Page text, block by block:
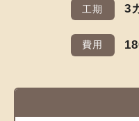
工期 3
費用